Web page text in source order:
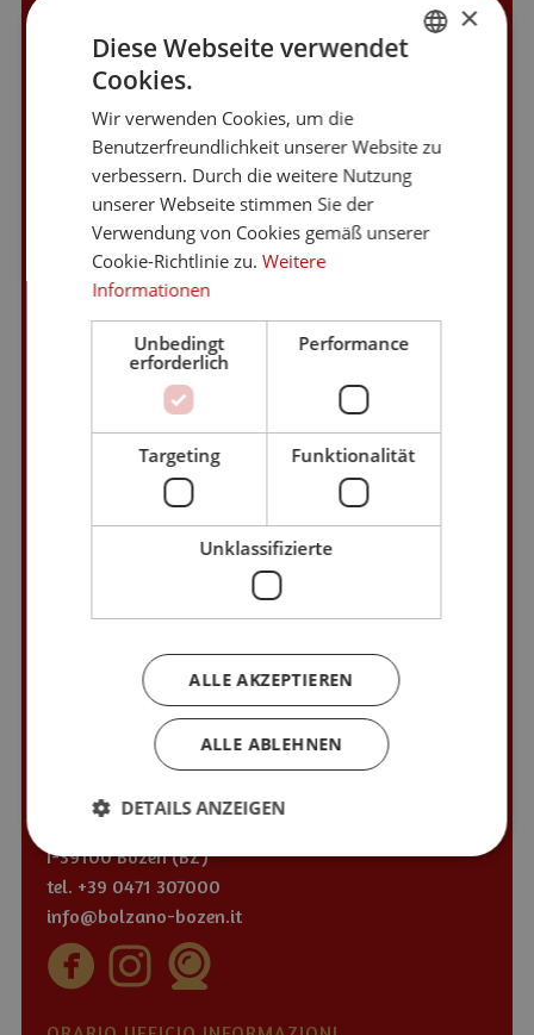
ÖFFNUNGSZEITEN
INFOPOINT KORNPLATZ 11
An allen Tagen (Mo – So): 10 – 18 Uhr
24. und 31. Dezember: 10 – 14
25. Dezember: GESCHLOSSEN
1. Januar: 12 – 18 Uhr
PARTNER
DOWNLOAD
AUSSTELLER INFORMATION
VERKEHRSAMT DER STADT BOZEN
Südtiroler Straße, 60
I-39100 Bozen (BZ)
tel. +39 0471 307000
info@bolzano-bozen.it
×
Diese Webseite verwendet
Cookies.
Wir verwenden Cookies, um die
Benutzerfreundlichkeit unserer Website zu
verbessern. Durch die weitere Nutzung
unserer Webseite stimmen Sie der
Verwendung von Cookies gemäß unserer
Cookie-Richtlinie zu. Weitere
Informationen
Unbedingt
erforderlich
Performance
Targeting Funktionalität
Unklassifizierte
ALLE AKZEPTIEREN
ALLE ABLEHNEN
DETAILS ANZEIGEN